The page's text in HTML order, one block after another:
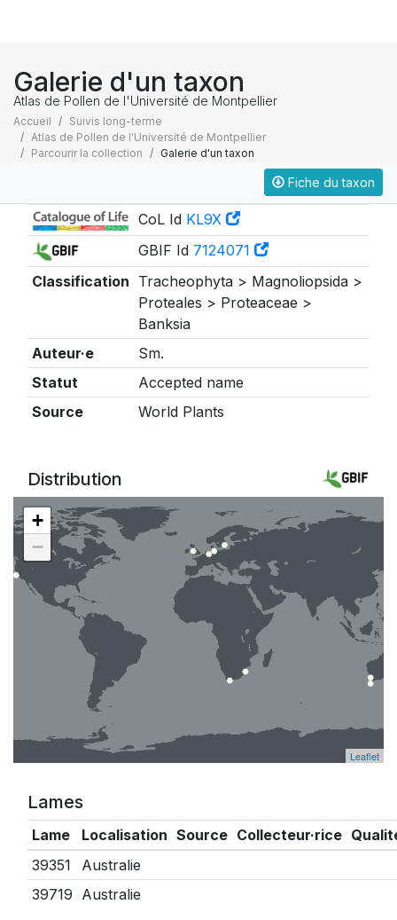
Galerie d'un taxon
Atlas de Pollen de l'Université de Montpellier
Accueil
Suivis long-terme
Atlas de Pollen de l'Université de Montpellier
Parcourir la collection
Galerie d'un taxon
Fiche du taxon
CoL Id KL9X
GBIF Id 7124071
Classification Tracheophyta > Magnoliopsida >
Proteales > Proteaceae >
Banksia
Auteur·e
Sm.
Statut
Accepted name
Source
World Plants
Distribution
+
−
Leaflet
Lames
Lame Localisation Source Collecteur·rice
39351
Australie
39719 Australie